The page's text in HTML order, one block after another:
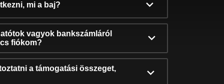
mi a baj?
vagyok bankszámláról
fiókom?
a támogatási összeget,